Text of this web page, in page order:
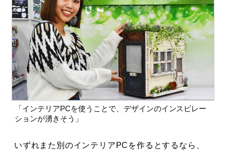
「インテリアPCを使うことで、デザインのインスピレー
ションが湧きそう」
いずれまた別のインテリアPCを作るとするなら、